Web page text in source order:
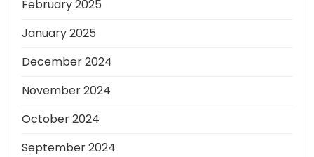
February 2025
January 2025
December 2024
November 2024
October 2024
September 2024